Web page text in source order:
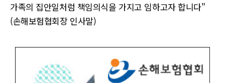
가족의 집안일처럼 책임의식을 가지고 임하고자 합니다"
(손해보험협회장 인사말)